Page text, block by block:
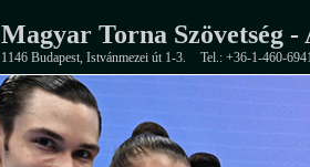
Magyar Torna Szövetség -
1146 Budapest, Istvánmezei út 1-3. Tel.: +36-1-460-